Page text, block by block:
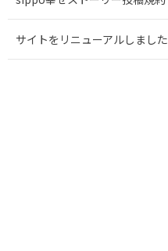
サイトをリニューアルしました